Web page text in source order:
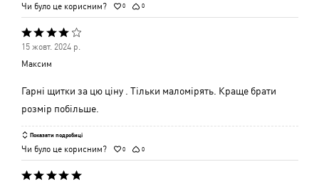
Чи було це корисним? 0 0
Оцінено
4
5
15 жовт. 2024 р.
Максим
Гарні щитки за цю ціну . Тільки маломірять. Краще брати
розмір побільше.
Показати подробиці
Чи було це корисним? 0 0
Оцінено